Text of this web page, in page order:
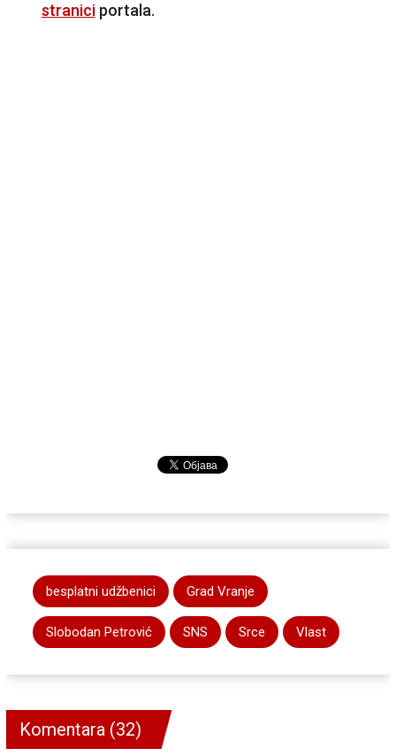
straniciportala.
besplatni udžbenici Grad Vranje
Slobodan Petrović SNS Srce Vlast
Komentara (32)